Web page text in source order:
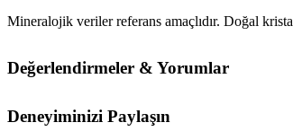
Mineralojik veriler referans amaçlıdır. Doğal
Değerlendirmeler & Yorumlar
Deneyiminizi Paylaşın